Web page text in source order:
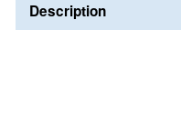
Description